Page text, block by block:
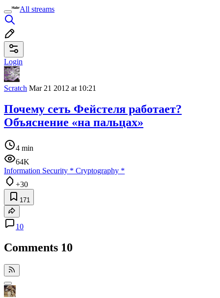
All streams
Login
Scratch Mar 21 2012 at 10:21
Почему сеть Фейстеля работает?
Объяснение «на пальцах»
4 min
64K
Information Security * Cryptography *
+30
171
10
Comments 10